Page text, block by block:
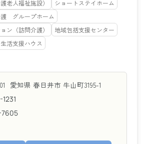
老人福祉施設）
ショートステイホーム
グループホーム
ン（訪問介護）
地域包括支援センター
活支援ハウス
井愛知県 春日井市 牛山町3195-1